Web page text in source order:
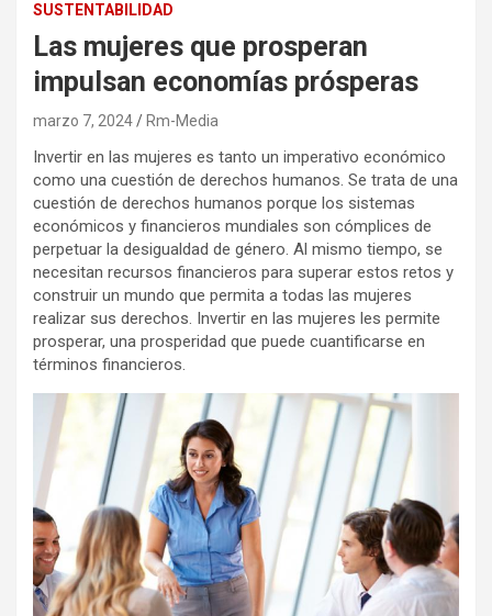
SUSTENTABILIDAD
Las mujeres que prosperan
impulsan economías prósperas
marzo 7, 2024 Rm-Media
Invertir en las mujeres es tanto un imperativo económico
como una cuestión de derechos humanos. Se trata de una
cuestión de derechos humanos porque los sistemas
económicos y financieros mundiales son cómplices de
perpetuar la desigualdad de género. Al mismo tiempo, se
necesitan recursos financieros para superar estos retos y
construir un mundo que permita a todas las mujeres
realizar sus derechos. Invertir en las mujeres les permite
prosperar, una prosperidad que puede cuantificarse en
términos financieros.